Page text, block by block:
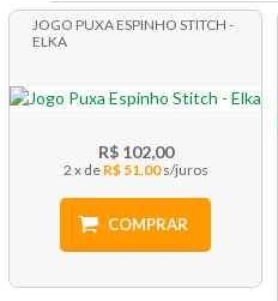
JOGO PUXA ESPINHO STITCH -
ELKA
R$ 102,00
2 x R$ 51,00
COMPRAR